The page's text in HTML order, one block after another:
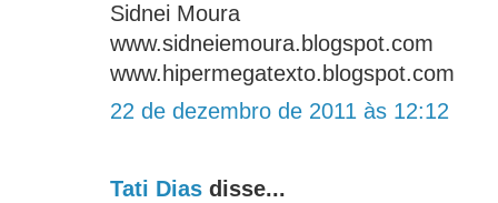
Sidnei Moura
www.sidneiemoura.blogspot.com
www.hipermegatexto.blogspot.com
22 de dezembro de 2011 às 12:12
Tati Dias disse...